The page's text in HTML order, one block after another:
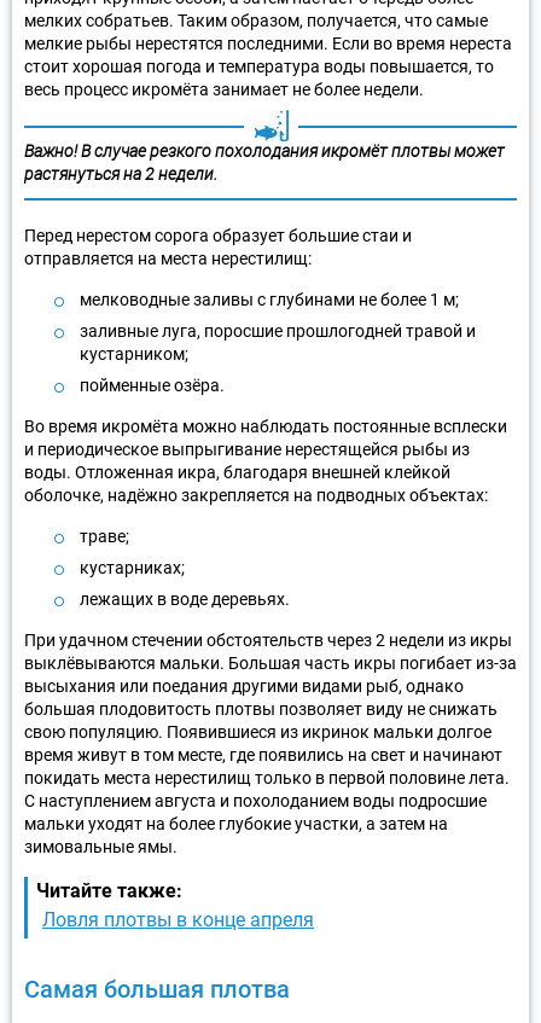
мелких собратьев. Таким образом, получается, что самые
мелкие рыбы нерестятся последними. Если во время нереста
стоит хорошая погода и температура воды повышается, то
весь процесс икромёта занимает не более недели.
Важно! В случае резкого похолодания икромёт плотвы может
растянуться на 2 недели.
Перед нерестом сорога образует большие стаи и
отправляется на места нерестилищ:
мелководные заливы с глубинами не более 1 м;
заливные луга, поросшие прошлогодней травой и
кустарником;
пойменные озёра.
Во время икромёта можно наблюдать постоянные всплески
и периодическое выпрыгивание нерестящейся рыбы из
воды. Отложенная икра, благодаря внешней клейкой
оболочке, надёжно закрепляется на подводных объектах:
траве;
кустарниках;
лежащих в воде деревьях.
При удачном стечении обстоятельств через 2 недели из икры
выклёвываются мальки. Большая часть икры погибает из-за
высыхания или поедания другими видами рыб, однако
большая плодовитость плотвы позволяет виду не снижать
свою популяцию. Появившиеся из икринок мальки долгое
время живут в том месте, где появились на свет и начинают
покидать места нерестилищ только в первой половине лета.
С наступлением августа и похолоданием воды подросшие
мальки уходят на более глубокие участки, а затем на
зимовальные ямы.
Читайте также:
Ловля плотвы в конце апреля
Самая большая плотва